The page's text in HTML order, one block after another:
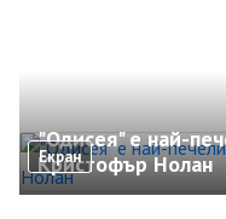
Екран
"Одисея" е най-
Кристофър Нолан